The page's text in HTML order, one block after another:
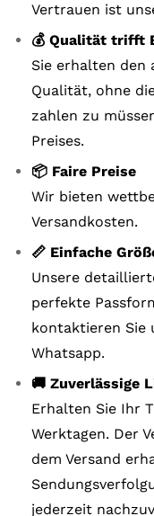
Vertrauen ist
💰 Qualität trifft
Sie erhalten den
Qualität, ohne
zahlen zu
Preises.
📦 Faire Preise
Wir bieten
Versandkosten.
📏 Einfache
Unsere
perfekte
kontaktieren Sie
Whatsapp.
🚚 Zuverlässige
Erhalten Sie Ihr
Werktagen. Der
dem Versand
jederzeit